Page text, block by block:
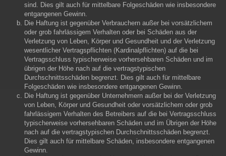
sind. Dies gilt auch für mittelbare Folgeschäden wie insbesondere
entgangenen Gewinn.
Die Haftung ist gegenüber Verbrauchern außer bei vorsätzlichem
oder grob fahrlässigem Verhalten oder bei Schäden aus der
Verletzung von Leben, Körper und Gesundheit und der Verletzung
wesentlicher Vertragspflichten (Kardinalpflichten) auf die bei
Vertragsschluss typischerweise vorhersehbaren Schäden und im
übrigen der Höhe nach auf die vertragstypischen
Durchschnittsschäden begrenzt. Dies gilt auch für mittelbare
Folgeschäden wie insbesondere entgangenen Gewinn.
Die Haftung ist gegenüber Unternehmern außer bei der Verletzung
von Leben, Körper und Gesundheit oder vorsätzlichem oder grob
fahrlässigem Verhalten des Betreibers auf die bei Vertragsschluss
typischerweise vorhersehbaren Schäden und im Übrigen der Höhe
nach auf die vertragstypischen Durchschnittsschäden begrenzt.
Dies gilt auch für mittelbare Schäden, insbesondere entgangenen
Gewinn.